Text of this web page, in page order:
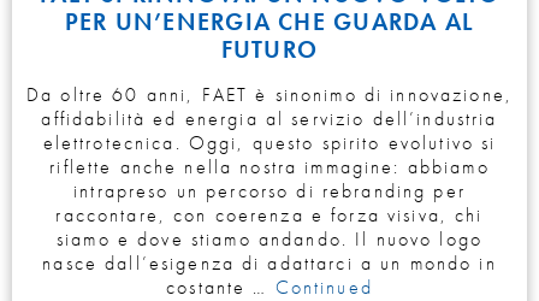
PER UN’ENERGIA CHE GUARDA AL
FUTURO
Da oltre 60 anni, FAET è sinonimo di innovazione,
affidabilità ed energia al servizio dell’industria
elettrotecnica. Oggi, questo spirito evolutivo si
riflette anche nella nostra immagine: abbiamo
intrapreso un percorso di rebranding per
raccontare, con coerenza e forza visiva, chi
siamo e dove stiamo andando. Il nuovo logo
nasce dall’esigenza di adattarci a un mondo in
costante … Continued